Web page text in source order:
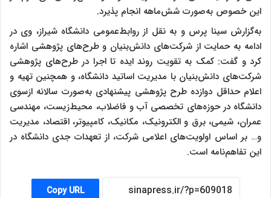
این خصوص به‌صورت شش‌ماهه انجام پذیرد.
به‌گزارش سینا پرس و به نقل از روابط‌عمومی دانشگاه شیراز، وی در
ادامه به حمایت از شرکت‌های دانش‌بنیان و طرح‌های پژوهشی اشاره
کرد و گفت: کمک به تقویت روند ایده تا اجرا در طرح‌های پژوهشی
شرکت‌های دانش‌بنیان با مدیریت اساتید دانشگاه، و همچنین تهیه و
اعلام حداقل دوازده طرح پژوهشی پیشنهادی به‌صورت سالانه ازسوی
دانشگاه در حوزه‌های تخصصی آب و فاضلاب، محیط‌زیست، مهندسی
عمران، شیمی، برق و الکترونیک، مکانیک، کامپیوتر، اقتصاد، مدیریت
و… بر اساس اولویت‌های اعلامی شرکت، از تعهدات جدی دانشگاه در
این تفاهم‌نامه است.
Copy URL